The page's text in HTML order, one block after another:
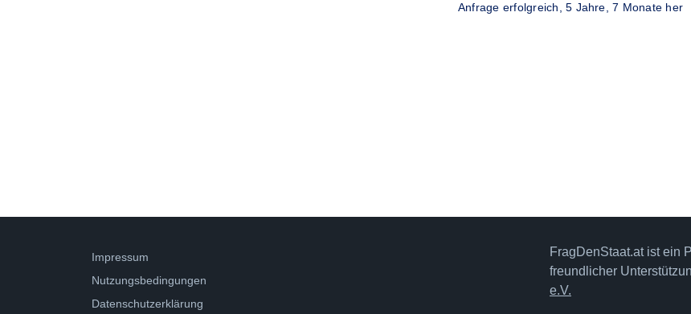
Anfrage erfolgreich,5 Jahre, 7 Monate her
Impressum
Nutzungsbedingungen
Datenschutzerklärung
FragDenStaat.at ist ein
freundlicher
e.V.